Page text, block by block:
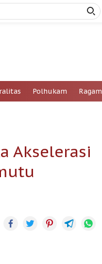
Polhukam Ragam
Akselerasi